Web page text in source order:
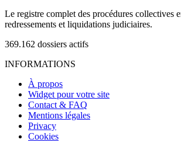
Le registre complet des procédures collectives
redressements et liquidations judiciaires.
369.162 dossiers actifs
INFORMATIONS
À propos
Widget pour votre site
Contact & FAQ
Mentions légales
Privacy
Cookies